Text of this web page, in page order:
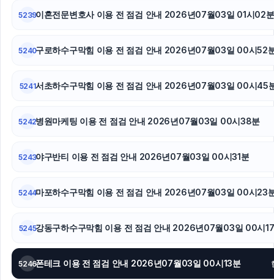
용인변호사
동작구하수구막힘
5239이혼전문변호사 이용 전 점검 안내 2026년07월03일 01시02분
5240구로하수구막힘 이용 전 점검 안내 2026년07월03일 00시52
5241서초하수구막힘 이용 전 점검 안내 2026년07월03일 00시45
5242병원마케팅 이용 전 점검 안내 2026년07월03일 00시38분
5243야구반티 이용 전 점검 안내 2026년07월03일 00시31분
5244마포하수구막힘 이용 전 점검 안내 2026년07월03일 00시23
5245강동구하수구막힘 이용 전 점검 안내 2026년07월03일 00시
5246폰테크 이용 전 점검 안내 2026년07월03일 00시13분